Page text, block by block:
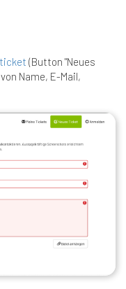
(Button "Neues
Name, E-Mail,